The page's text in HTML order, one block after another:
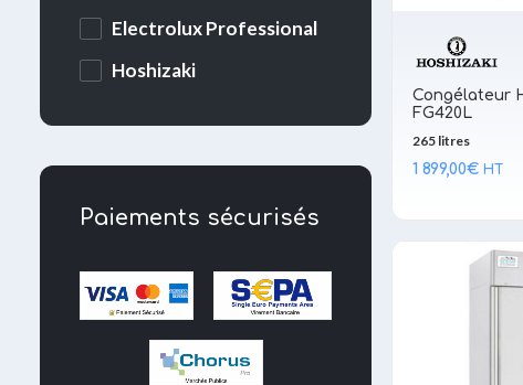
Electrolux Professional
Hoshizaki
Paiements sécurisés
Congélateur
FG420L
265 litres
1 899,00€ HT